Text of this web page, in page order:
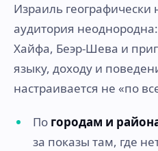
Израиль
аудитория
Хайфа, Беэр-Шева и
языку, доходу и
настраивается не «по
По городам и
за показы там, где